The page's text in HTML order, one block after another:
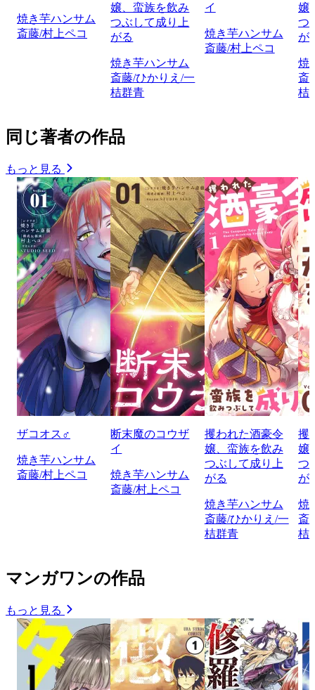
焼き芋ハンサム
斎藤/村上ペコ
嬢、蛮族を飲み
つぶして成り上
がる
焼き芋ハンサム
斎藤/ひかりえ/一
桔群青
イ
焼き芋ハンサム
斎藤/村上ペコ
嬢
つ
が
焼
斎
桔
同じ著者の作品
もっと見る
ザコオス♂
焼き芋ハンサム
斎藤/村上ペコ
断末魔のコウザ
イ
焼き芋ハンサム
斎藤/村上ペコ
攫われた酒豪令
嬢、蛮族を飲み
つぶして成り上
がる
焼き芋ハンサム
斎藤/ひかりえ/一
桔群青
攫
嬢
つ
が
焼
斎
桔
マンガワンの作品
もっと見る